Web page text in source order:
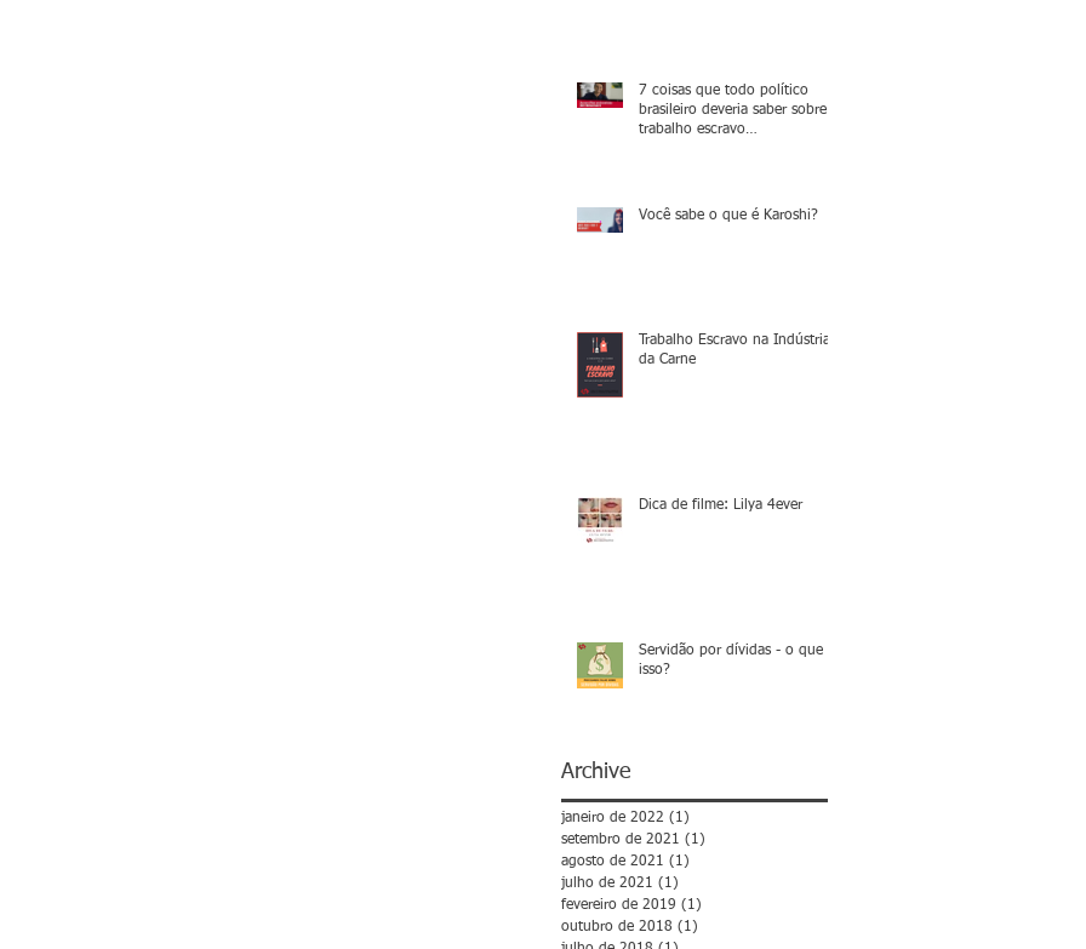
7 coisas que todo político
brasileiro deveria saber sobre o
trabalho escravo
Você sabe o que é Karoshi?
Trabalho Escravo na Indústria
da Carne
Dica de filme: Lilya 4ever
Servidão por dívidas - o que é
isso?
Archive
janeiro de 2022 (1)
setembro de 2021 (1)
agosto de 2021 (1)
julho de 2021 (1)
fevereiro de 2019 (1)
outubro de 2018 (1)